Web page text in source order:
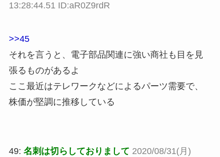
13:28:44.51 ID:aR0Z9rdR
>>45
それを言うと、電子部品関連に強い商社も目を見
張るものがあるよ
ここ最近はテレワークなどによるパーツ需要で、
株価が堅調に推移している
49: 名刺は切らしておりまして 2020/08/31(月)